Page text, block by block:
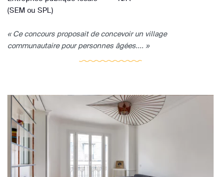
(SEM ou SPL)
« Ce concours proposait de concevoir un village
communautaire pour personnes âgées.... »